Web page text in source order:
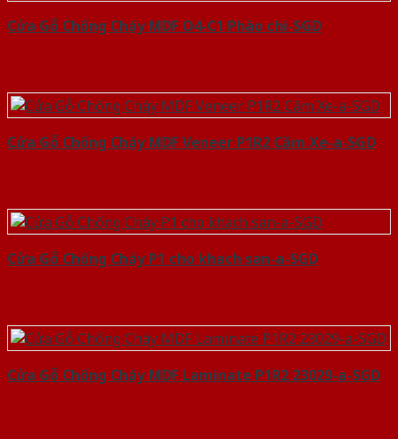
Cửa Gỗ Chống Cháy MDF O4-C1 Phào chi-SGD
Cửa Gỗ Chống Cháy MDF Veneer P1R2 Căm Xe-a-SGD
Cửa Gỗ Chống Cháy P1 cho khach san-a-SGD
Cửa Gỗ Chống Cháy MDF Laminate P1R2 23029-a-SGD